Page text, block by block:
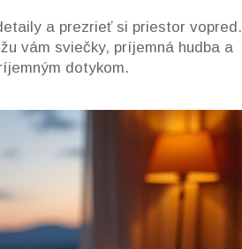
a prezrieť si priestor vopred.
vám sviečky, príjemná hudba a
dotykom.